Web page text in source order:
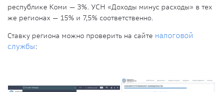
республике Коми — 3%. УСН «Доходы минус расходы» в тех
же регионах — 15% и 7,5% соответственно.
Ставку региона можно проверить на сайте налоговой
службы: